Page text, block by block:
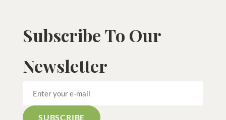
Subscribe To Our
Newsletter